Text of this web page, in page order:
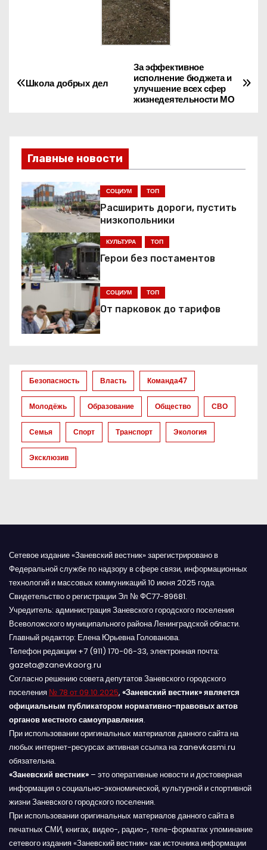
Н
и
г
а
ц
и
я
п
о
а
п
и
с
я
За эффективное
исполнение бюджета и
улучшение всех сфер
жизнедеятельности МО
Школа добрых дел
Главные новости
СОЦИУМ ТОП
Расширить дороги, пустить
низкопольники
КУЛЬТУРА ТОП
Герои без постаментов
СОЦИУМ ТОП
От парковок до тарифов
Безопасность Власть Команда47
Молодёжь Образование Общество СВО
Семья Спорт Транспорт Экология
Эксклюзив
Сетевое издание «Заневский вестник» зарегистрировано в
Федеральной службе по надзору в сфере связи, информационных
технологий и массовых коммуникаций 10 июня 2025 года.
Свидетельство о регистрации Эл № ФС77-89681.
Учредитель: администрация Заневского городского поселения
Всеволожского муниципального района Ленинградской области.
Главный редактор: Елена Юрьевна Голованова.
Телефон редакции +7 (911) 170-06-33, электронная почта:
gazeta@zanevkaorg.ru
Согласно решению совета депутатов Заневского городского
поселения № 78 от 09.10.2025, «Заневский вестник» является
официальным публикатором нормативно-правовых актов
органов местного самоуправления.
При использовании оригинальных материалов данного сайта на
любых интернет-ресурсах активная ссылка на zanevkasmi.ru
обязательна.
«Заневский вестник» – это оперативные новости и достоверная
информация о социально-экономической, культурной и спортивной
жизни Заневского городского поселения.
При использовании оригинальных материалов данного сайта в
печатных СМИ, книгах, видео-, радио-, теле-форматах упоминание
сетевого издания «Заневский вестник» как источника информации